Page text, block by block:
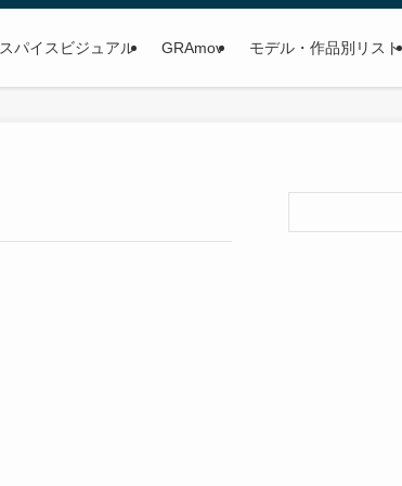
スパイスビジュアル GRAmov モデル・作品別リスト
索